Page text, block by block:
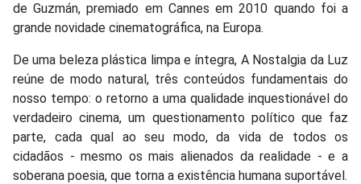
de Guzmán, premiado em Cannes em 2010 quando foi a
grande novidade cinematográfica, na Europa.
De uma beleza plástica limpa e íntegra, A Nostalgia da Luz
reúne de modo natural, três conteúdos fundamentais do
nosso tempo: o retorno a uma qualidade inquestionável do
verdadeiro cinema, um questionamento político que faz
parte, cada qual ao seu modo, da vida de todos os
cidadãos - mesmo os mais alienados da realidade - e a
soberana poesia, que torna a existência humana suportável.